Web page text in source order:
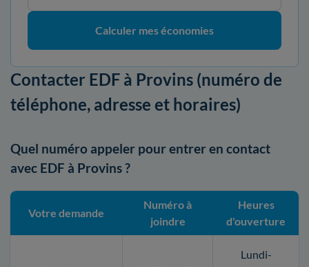
Calculer mes économies
Contacter EDF à Provins (numéro de
téléphone, adresse et horaires)
Quel numéro appeler pour entrer en contact
avec EDF à Provins ?
Votre demande
Numéro à
joindre
Heures
d'ouverture
Lundi-